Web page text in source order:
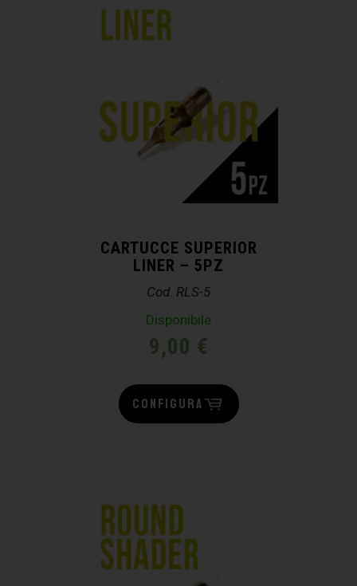
CARTUCCE SUPERIOR
LINER – 5PZ
Cod. RLS-5
Disponibile
9,00 €
CONFIGURA